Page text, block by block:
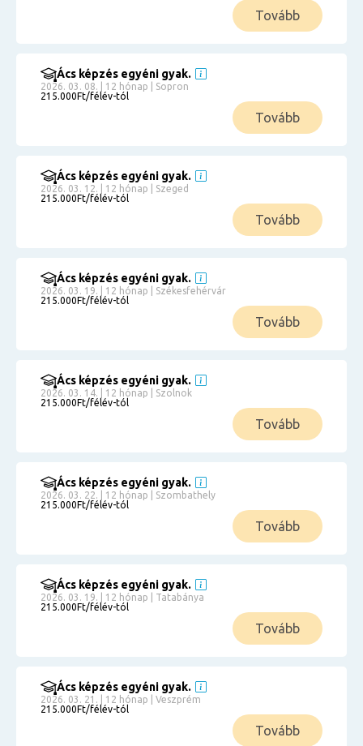
Tovább
Ács képzés egyéni gyak.
2026. 03. 08. | 12 hónap | Sopron
215.000Ft/félév-tól
Tovább
Ács képzés egyéni gyak.
2026. 03. 12. | 12 hónap | Szeged
215.000Ft/félév-tól
Tovább
Ács képzés egyéni gyak.
2026. 03. 19. | 12 hónap | Székesfehérvár
215.000Ft/félév-tól
Tovább
Ács képzés egyéni gyak.
2026. 03. 14. | 12 hónap | Szolnok
215.000Ft/félév-tól
Tovább
Ács képzés egyéni gyak.
2026. 03. 22. | 12 hónap | Szombathely
215.000Ft/félév-tól
Tovább
Ács képzés egyéni gyak.
2026. 03. 19. | 12 hónap | Tatabánya
215.000Ft/félév-tól
Tovább
Ács képzés egyéni gyak.
2026. 03. 21. | 12 hónap | Veszprém
215.000Ft/félév-tól
Tovább